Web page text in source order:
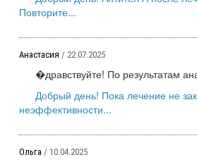
Повторите...
Анастасия / 22.07.2025
�дравствуйте! По результатам
Добрый день! Пока лечение не
неэффективности...
Ольга / 10.04.2025